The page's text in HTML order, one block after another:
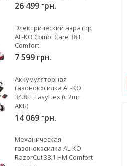
26 499 грн.
Электрический аэратор
AL-KO Combi Care 38 E
Comfort
7 599 грн.
Аккумуляторная
газонокосилка AL-KO
34.8 Li EasyFlex (с 2шт
АКБ)
14 069 грн.
Механическая
газонокосилка AL-KO
RazorCut 38.1 HM Comfort